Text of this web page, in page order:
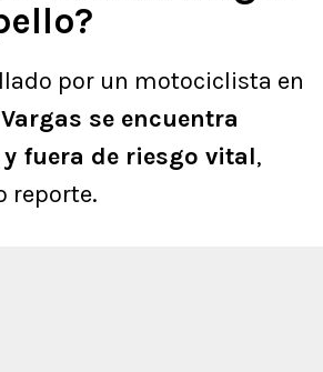
por un motociclista en
se encuentra
fuera de riesgo vital,
reporte.